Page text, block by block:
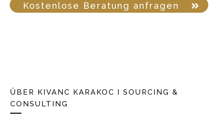
Kostenlose Beratung anfragen
ÜBER KIVANC KARAKOC I SOURCING &
CONSULTING